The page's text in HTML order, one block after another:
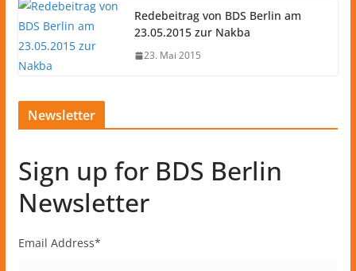
Redebeitrag von BDS Berlin am
23.05.2015 zur Nakba
23. Mai 2015
Newsletter
Sign up for BDS Berlin
Newsletter
Email Address*